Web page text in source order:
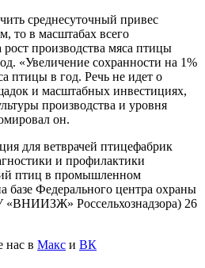
среднесуточный привес
то в масштабах всего
рост производства мяса птицы
«Увеличение сохранности на 1%
птицы в год. Речь не идет о
и масштабных инвестициях,
производства и уровня
он.
для ветврачей птицефабрик
и профилактики
птиц в промышленном
базе Федерального центра охраны
Россельхознадзора) 26
нас в Макс и ВК